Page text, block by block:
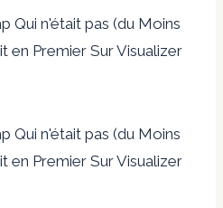
Qui n'était pas (du Moins
en Premier Sur Visualizer
Qui n'était pas (du Moins
en Premier Sur Visualizer